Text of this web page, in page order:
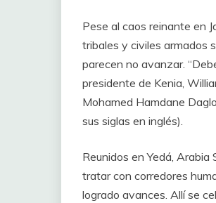
Pese al caos reinante en
tribales y civiles armados
parecen no avanzar.
presidente de Kenia,
Mohamed Hamdane
sus siglas en inglés).
Reunidos en Yedá,
tratar con corredores
logrado avances. Allí se